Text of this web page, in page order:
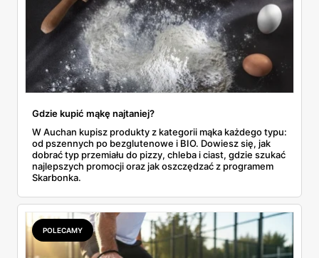
Gdzie kupić mąkę najtaniej?
W Auchan kupisz produkty z kategorii mąka każdego typu:
od pszennych po bezglutenowe i BIO. Dowiesz się, jak
dobrać typ przemiału do pizzy, chleba i ciast, gdzie szukać
najlepszych promocji oraz jak oszczędzać z programem
Skarbonka.
POLECAMY